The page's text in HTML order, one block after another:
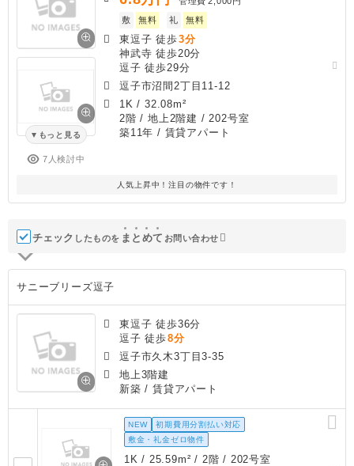
もっと見る
7人検討中
敷
無料 礼 無料
東逗子 徒歩3分
神武寺 徒歩20分
逗子 徒歩29分
逗子市沼間2丁目11-12
1K /32.08m²
2階 / 地上2階建 / 202号室
築11年 / 賃貸アパート
人気上昇中！注目の物件です！
チェック したものを ま と めて お問い合わせ
サニーブリーズ逗子
東逗子 徒歩36分
逗子 徒歩8分
逗子市久木3丁目3-35
地上3階建
新築 / 賃貸アパート
NEW
初期費用分割払い対応
敷金・礼金ゼロ物件
1K / 25.59m² / 2階 / 202号室